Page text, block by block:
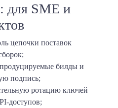
для SME и
цепочки поставок
билды и
подпись;
ротацию ключей
доступов;